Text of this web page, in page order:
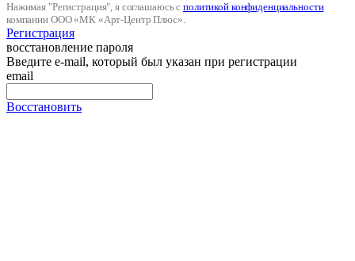
Нажимая "Регистрация", я соглашаюсь сполитикой конфиденциальности
компании ООО «МК «Арт-Центр Плюс».
Регистрация
восстановление пароля
Введите e-mail, который был указан при регистрации
email
Восстановить